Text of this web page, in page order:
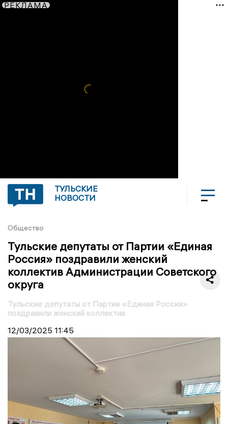
РЕКЛАМА
ТУЛЬСКИЕ
НОВОСТИ
Общество
Тульские депутаты от Партии «Единая
Россия» поздравили женский
коллектив Администрации Советского
округа
Тульские депутаты от Партии «Единая Россия»
поздравили женский коллектив
12/03/2025 11:45